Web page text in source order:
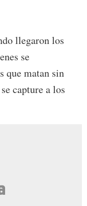
llegaron los
se
que matan sin
capture a los